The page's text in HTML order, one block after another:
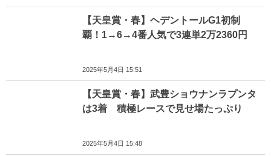
【天皇賞・春】ヘデントールG1初制
覇！1→6→4番人気で3連単2万2360円
2025年5月4日 15:51
【天皇賞・春】武豊ショウナンラプンタ
は3着 積極レースで見せ場たっぷり
2025年5月4日 15:48